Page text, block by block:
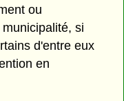
ou
si
d'entre eux
en